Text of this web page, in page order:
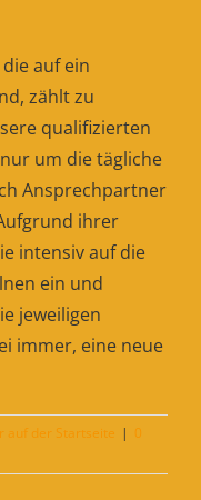
auf ein
zählt zu
qualifizierten
um die tägliche
Ansprechpartner
ihrer
intensiv auf die
ein und
jeweiligen
immer, eine neue
auf der Startseite | 0